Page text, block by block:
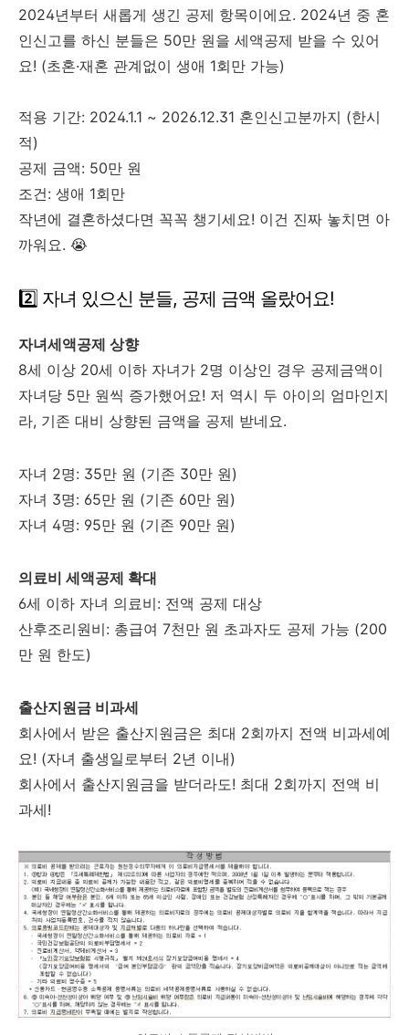
2024년부터 새롭게 생긴 공제 항목이에요. 2024년 중 혼
인신고를 하신 분들은 50만 원을 세액공제 받을 수 있어
요! (초혼·재혼 관계없이 생애 1회만 가능)
적용 기간: 2024.1.1 ~ 2026.12.31 혼인신고분까지 (한시
적)
공제 금액: 50만 원
조건: 생애 1회만
작년에 결혼하셨다면 꼭꼭 챙기세요! 이건 진짜 놓치면 아
까워요. 😭
2️⃣ 자녀 있으신 분들, 공제 금액 올랐어요!
자녀세액공제 상향
8세 이상 20세 이하 자녀가 2명 이상인 경우 공제금액이
자녀당 5만 원씩 증가했어요! 저 역시 두 아이의 엄마인지
라, 기존 대비 상향된 금액을 공제 받네요.
자녀 2명: 35만 원 (기존 30만 원)
자녀 3명: 65만 원 (기존 60만 원)
자녀 4명: 95만 원 (기존 90만 원)
의료비 세액공제 확대
6세 이하 자녀 의료비: 전액 공제 대상
산후조리원비: 총급여 7천만 원 초과자도 공제 가능 (200
만 원 한도)
출산지원금 비과세
회사에서 받은 출산지원금은 최대 2회까지 전액 비과세예
요! (자녀 출생일로부터 2년 이내)
회사에서 출산지원금을 받더라도! 최대 2회까지 전액 비
과세!